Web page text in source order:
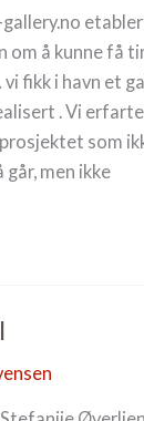
om å kunne få
fikk i havn et
. Vi
som
men ikke